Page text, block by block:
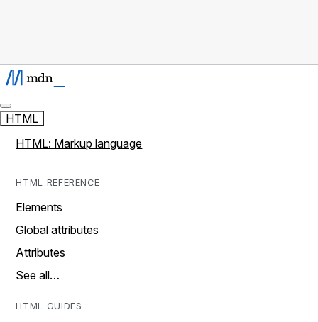
HTML
HTML: Markup language
HTML REFERENCE
Elements
Global attributes
Attributes
See all…
HTML GUIDES